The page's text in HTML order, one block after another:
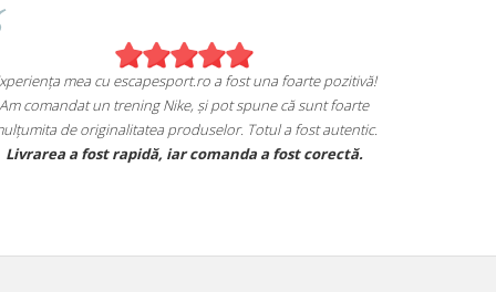
mea cu escapesport.ro a fost una foarte pozitivă!
Am comandat un trening Nike, și pot spune că sunt foarte
de originalitatea produselor. Totul a fost autentic.
Livrarea a fost rapidă, iar comanda a fost corectă.